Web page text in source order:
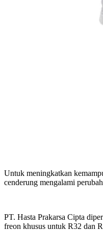
Untuk meningkatkan
cenderung mengalami
PT. Hasta Prakarsa Cipta
freon khusus untuk R32 dan